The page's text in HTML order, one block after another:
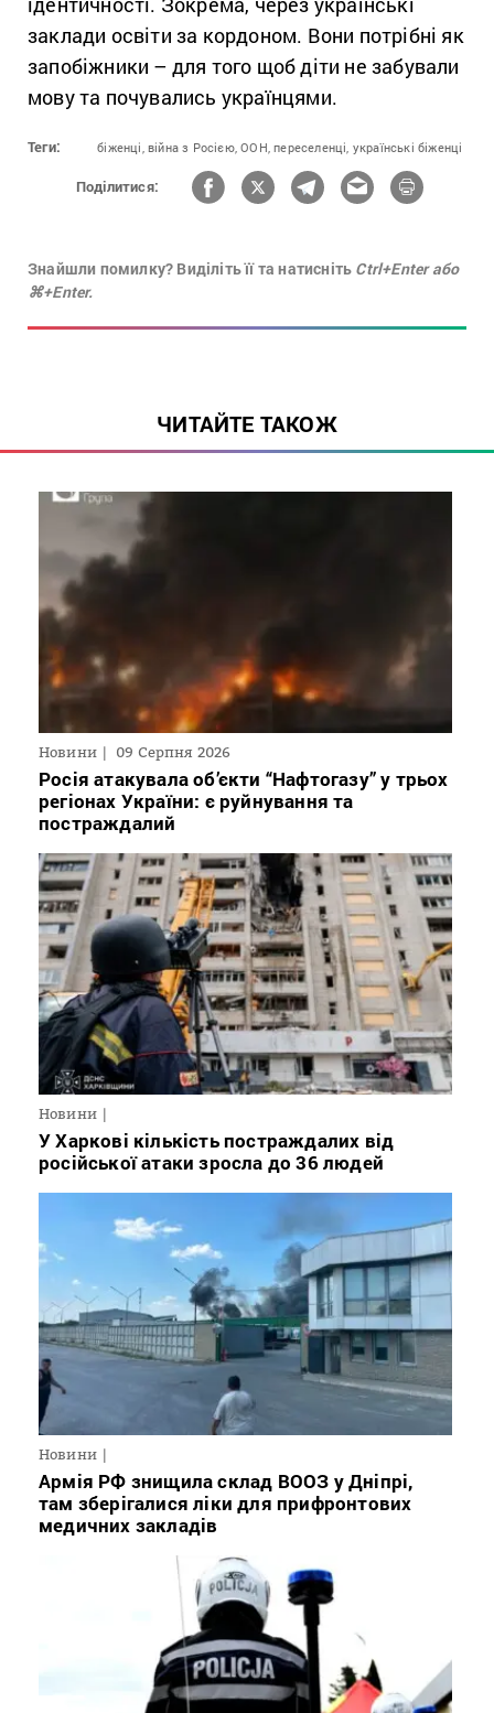
заклади освіти за кордоном. Вони потрібні як
запобіжники – для того щоб діти не забували
мову та почувались українцями.
Теги: біженці, війна з Росією, ООН, переселенці, українські біженці
Поділитися:
Знайшли помилку? Виділіть її та натисніть Ctrl+Enter або
⌘+Enter.
ЧИТАЙТЕ ТАКОЖ
Новини 09 Серпня 2026
Росія атакувала об’єкти “Нафтогазу” у трьох
регіонах України: є руйнування та
постраждалий
Новини
У Харкові кількість постраждалих від
російської атаки зросла до 36 людей
Новини
Армія РФ знищила склад ВООЗ у Дніпрі,
там зберігалися ліки для прифронтових
медичних закладів